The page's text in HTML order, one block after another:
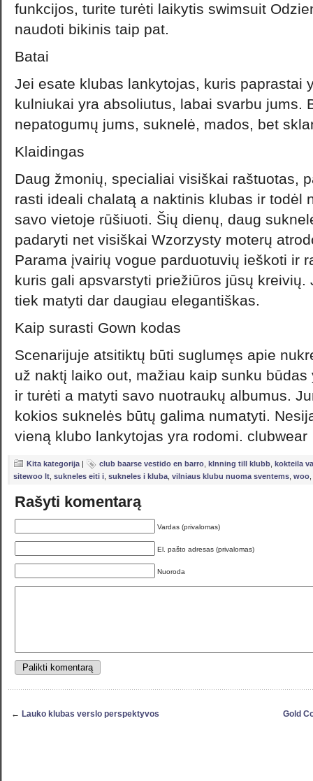
funkcijos, turite turėti laikytis swimsuit
naudoti bikinis taip pat.
Batai
Jei esate klubas lankytojas, kuris paprastai
kulniukai yra absoliutus, labai svarbu jums.
nepatogumų jums, suknelė, mados, bet
Klaidingas
Daug žmonių, specialiai visiškai raštuotas,
rasti ideali chalatą a naktinis klubas ir todėl
savo vietoje rūšiuoti. Šių dienų, daug
padaryti net visiškai Wzorzysty moterų
Parama įvairių vogue parduotuvių ieškoti ir
kuris gali apsvarstyti priežiūros jūsų kreivių.
tiek matyti dar daugiau elegantiškas.
Kaip surasti Gown kodas
Scenarijuje atsitiktų būti suglumęs apie
už naktį laiko out, mažiau kaip sunku
ir turėti a matyti savo nuotraukų albumus.
kokios suknelės būtų galima numatyti.
vieną klubo lankytojas yra rodomi. clubwear
Kita kategorija | club baarse vestido en barro klnning till klubb kokteila
sitewoo lt sukneles eiti i sukneles i kluba vilniaus klubu nuoma sventems woo
Rašyti komentarą
Vardas (privalomas)
El. pašto adresas (privalomas)
Nuoroda
← Lauko klubas verslo perspektyvos Gold